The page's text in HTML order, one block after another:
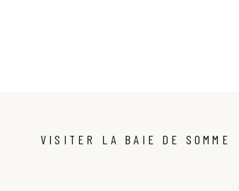
VISITER LA BAIE DE SOMME